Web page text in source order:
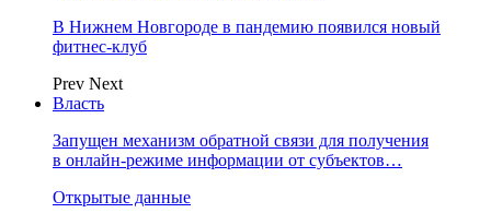
В Нижнем Новгороде в пандемию появился новый
фитнес-клуб
Prev Next
Власть
Запущен механизм обратной связи для получения
в онлайн-режиме информации от субъектов…
Открытые данные